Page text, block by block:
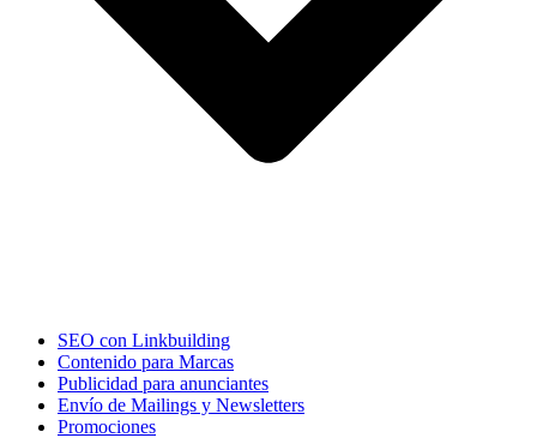
SEO con Linkbuilding
Contenido para Marcas
Publicidad para anunciantes
Envío de Mailings y Newsletters
Promociones